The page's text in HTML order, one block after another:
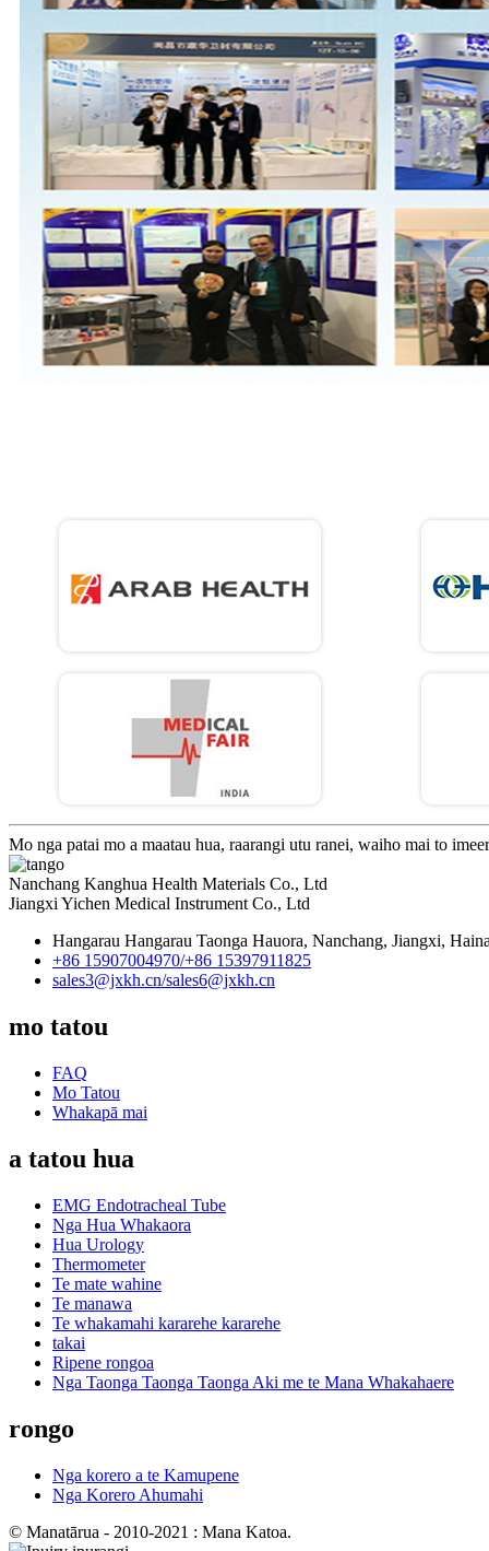
Mo nga patai mo a maatau hua, raarangi utu ranei, waiho mai to
Nanchang Kanghua Health Materials Co., Ltd
Jiangxi Yichen Medical Instrument Co., Ltd
Hangarau Hangarau Taonga Hauora, Nanchang, Jiangxi,
+86 15907004970/+86 15397911825
sales3@jxkh.cn/sales6@jxkh.cn
mo tatou
FAQ
Mo Tatou
Whakapā mai
a tatou hua
EMG Endotracheal Tube
Nga Hua Whakaora
Hua Urology
Thermometer
Te mate wahine
Te manawa
Te whakamahi kararehe kararehe
takai
Ripene rongoa
Nga Taonga Taonga Taonga Aki me te Mana Whakahaere
rongo
Nga korero a te Kamupene
Nga Korero Ahumahi
© Manatārua - 2010-2021 : Mana Katoa.